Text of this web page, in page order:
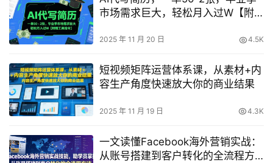
市场需求巨大，轻松月入过W【附
2025 年 11 月 20 日 4.5K
短视频矩阵运营体系课，从素材+内
容生产角度快速放大你的商业结果
2025 年 11 月 19 日 4.3K
一文读懂Facebook海外营销实战：
从账号搭建到客户转化的全流程方